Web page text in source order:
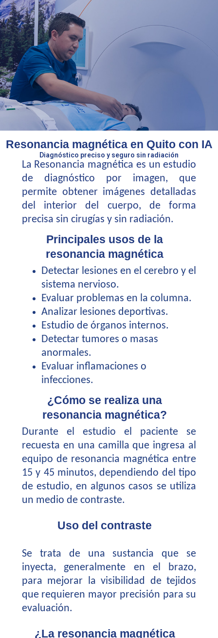
Resonancia magnética en Quito con IA
Diagnóstico preciso y seguro sin radiación
La Resonancia magnética es un estudio
de diagnóstico por imagen, que
permite obtener imágenes detalladas
del interior del cuerpo, de forma
precisa sin cirugías y sin radiación.
Principales usos de la
resonancia magnética
Detectar lesiones en el cerebro y el
sistema nervioso.
Evaluar problemas en la columna.
Analizar lesiones deportivas.
Estudio de órganos internos.
Detectar tumores o masas
anormales.
Evaluar inflamaciones o
infecciones.
¿Cómo se realiza una
resonancia magnética?
Durante el estudio el paciente se
recuesta en una camilla que ingresa al
equipo de resonancia magnética entre
15 y 45 minutos, dependiendo del tipo
de estudio, en algunos casos se utiliza
un medio de contraste.
Uso del contraste
Se trata de una sustancia que se
inyecta, generalmente en el brazo,
para mejorar la visibilidad de tejidos
que requieren mayor precisión para su
evaluación.
¿La resonancia magnética